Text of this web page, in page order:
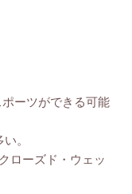
ーツができる可能
。
ローズド・ウェッ